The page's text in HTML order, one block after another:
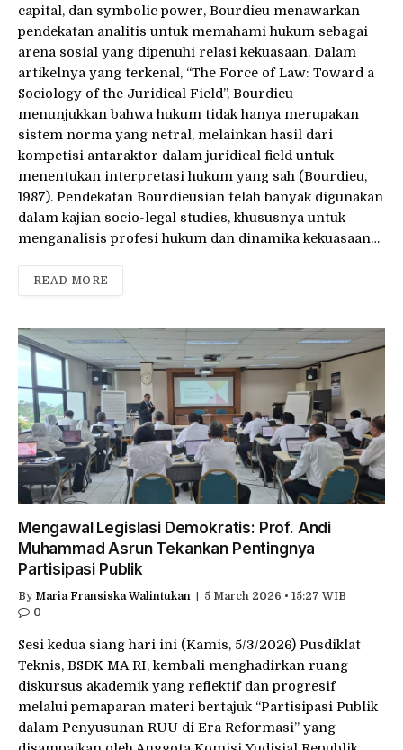
capital, dan symbolic power, Bourdieu menawarkan
pendekatan analitis untuk memahami hukum sebagai
arena sosial yang dipenuhi relasi kekuasaan. Dalam
artikelnya yang terkenal, “The Force of Law: Toward a
Sociology of the Juridical Field”, Bourdieu
menunjukkan bahwa hukum tidak hanya merupakan
sistem norma yang netral, melainkan hasil dari
kompetisi antaraktor dalam juridical field untuk
menentukan interpretasi hukum yang sah (Bourdieu,
1987). Pendekatan Bourdieusian telah banyak digunakan
dalam kajian socio-legal studies, khususnya untuk
menganalisis profesi hukum dan dinamika kekuasaan…
READ MORE
Mengawal Legislasi Demokratis: Prof. Andi
Muhammad Asrun Tekankan Pentingnya
Partisipasi Publik
By Maria Fransiska Walintukan
5 March 2026 • 15:27 WIB
0
Sesi kedua siang hari ini (Kamis, 5/3/2026) Pusdiklat
Teknis, BSDK MA RI, kembali menghadirkan ruang
diskursus akademik yang reflektif dan progresif
melalui pemaparan materi bertajuk “Partisipasi Publik
dalam Penyusunan RUU di Era Reformasi” yang